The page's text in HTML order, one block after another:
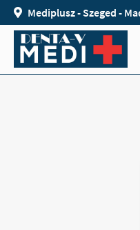
Mediplusz - Szeged -